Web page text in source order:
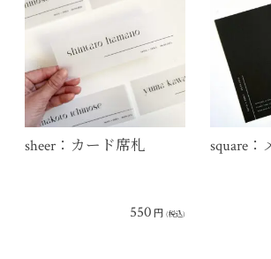
sheer：カード席札
550 円 (税込)
square